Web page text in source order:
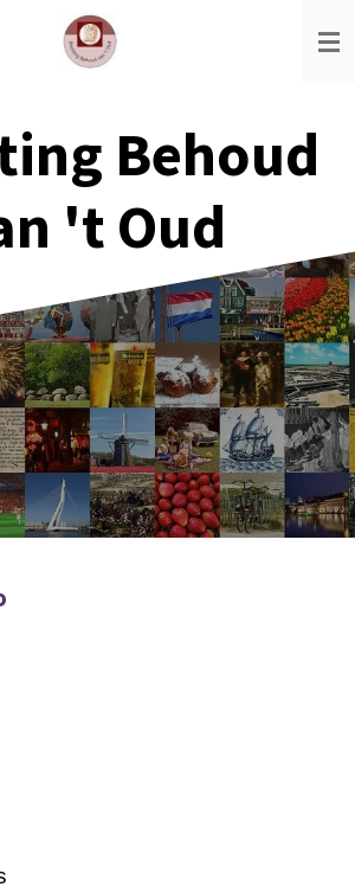
Behoud
't Oud